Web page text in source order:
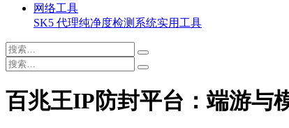
网络工具
SK5 代理纯净度检测系统实用工具
百兆王IP防封平台：端游与